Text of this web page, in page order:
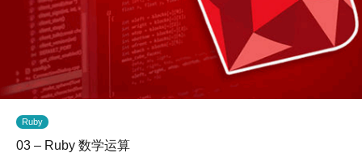
Ruby
03 – Ruby 数学运算